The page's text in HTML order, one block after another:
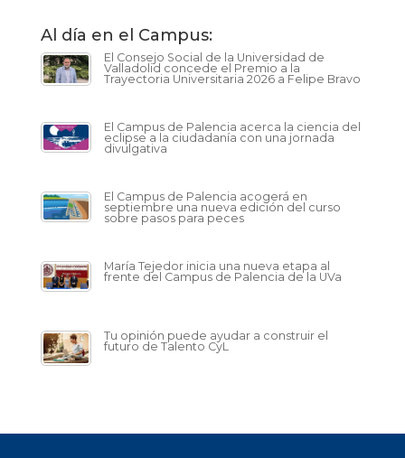
Al día en el Campus:
El Consejo Social de la Universidad de
Valladolid concede el Premio a la
Trayectoria Universitaria 2026 a Felipe Bravo
El Campus de Palencia acerca la ciencia del
eclipse a la ciudadanía con una jornada
divulgativa
El Campus de Palencia acogerá en
septiembre una nueva edición del curso
sobre pasos para peces
María Tejedor inicia una nueva etapa al
frente del Campus de Palencia de la UVa
Tu opinión puede ayudar a construir el
futuro de Talento CyL